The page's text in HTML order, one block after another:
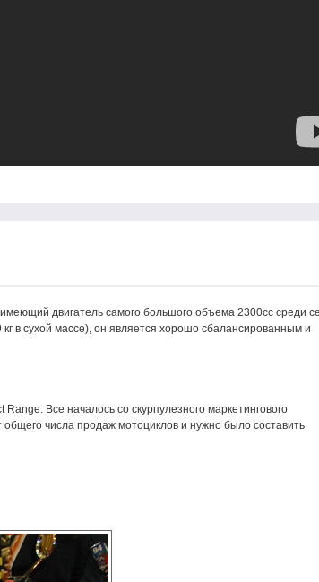
двигатель самого большого объема 2300сс среди
в сухой массе), он является хорошо сбалансированным и
Все началось со скурпулезного маркетингового
числа продаж мотоциклов и нужно было составить